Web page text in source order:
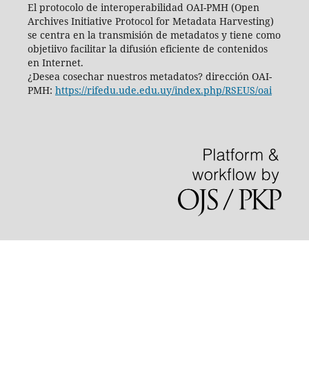
El protocolo de interoperabilidad OAI-PMH (Open
Archives Initiative Protocol for Metadata Harvesting)
se centra en la transmisión de metadatos y tiene como
objetiivo facilitar la difusión eficiente de contenidos
en Internet.
¿Desea cosechar nuestros metadatos? dirección OAI-
PMH: https://rifedu.ude.edu.uy/index.php/RSEUS/oai